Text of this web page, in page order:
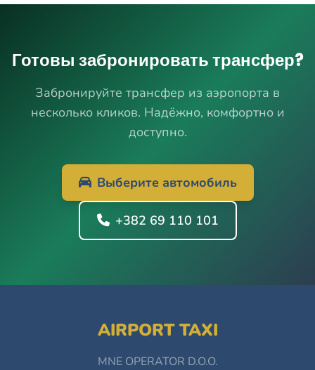
Готовы забронировать трансфер?
Забронируйте трансфер из аэропорта в
несколько кликов. Надёжно, комфортно и
доступно.
Выберите автомобиль
+382 69 110 101
AIRPORT TAXI
MNE OPERATOR D.O.O.